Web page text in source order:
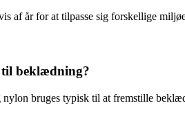
af år for at tilpasse sig forskellige
beklædning?
bruges typisk til at fremstille